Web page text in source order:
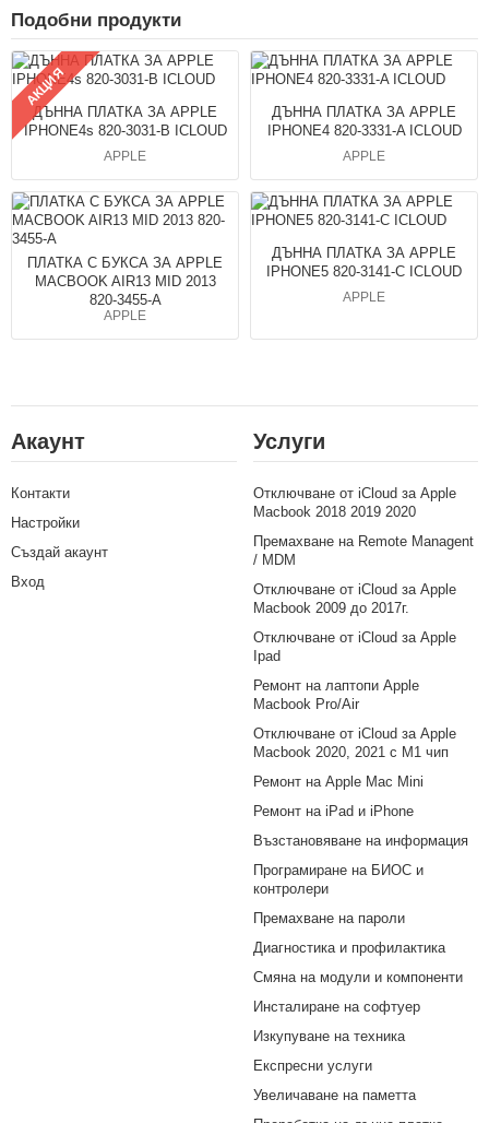
Подобни продукти
АКЦИЯ
ДЪННА ПЛАТКА ЗА APPLE
IPHONE4s 820-3031-B ICLOUD
APPLE
ДЪННА ПЛАТКА ЗА APPLE
IPHONE4 820-3331-A ICLOUD
APPLE
ПЛАТКА С БУКСА ЗА APPLE
MACBOOK AIR13 MID 2013
820-3455-A
APPLE
ДЪННА ПЛАТКА ЗА APPLE
IPHONE5 820-3141-C ICLOUD
APPLE
Акаунт
Контакти
Настройки
Създай акаунт
Вход
Услуги
Отключване от iCloud за Apple
Macbook 2018 2019 2020
Премахване на Remote Managent
/ MDM
Отключване от iCloud за Apple
Macbook 2009 до 2017г.
Отключване от iCloud за Apple
Ipad
Ремонт на лаптопи Apple
Macbook Pro/Air
Отключване от iCloud за Apple
Macbook 2020, 2021 с M1 чип
Ремонт на Apple Mac Mini
Ремонт на iPad и iPhone
Възстановяване на информация
Програмиране на БИОС и
контролери
Премахване на пароли
Диагностика и профилактика
Смяна на модули и компоненти
Инсталиране на софтуер
Изкупуване на техника
Експресни услуги
Увеличаване на паметта